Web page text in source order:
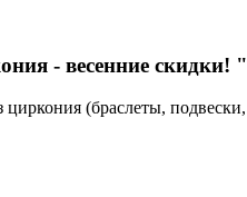
- весенние скидки! "
циркония (браслеты,